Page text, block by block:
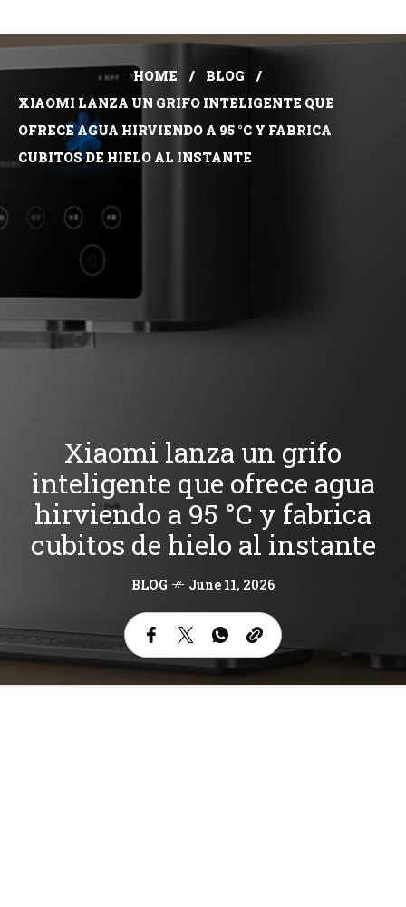
HOME
BLOG
XIAOMI LANZA UN GRIFO INTELIGENTE QUE
OFRECE AGUA HIRVIENDO A 95 °C Y FABRICA
CUBITOS DE HIELO AL INSTANTE
Xiaomi lanza un grifo
inteligente que ofrece agua
hirviendo a 95 °C y fabrica
cubitos de hielo al instante
BLOG June 11, 2026